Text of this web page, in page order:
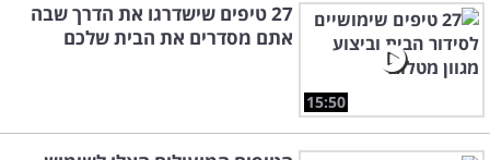
15:50
27 טיפים שישדרגו את הדרך שבה
אתם מסדרים את הבית שלכם